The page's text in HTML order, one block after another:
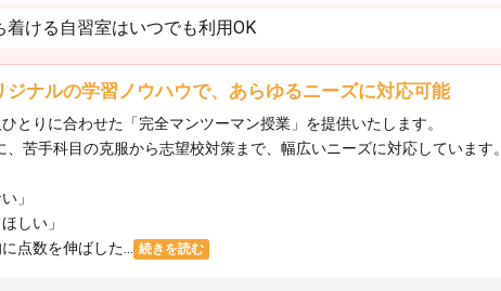
着ける自習室はいつでも利用OK
ジナルの学習ノウハウで、あらゆるニーズに対応可能
とりに合わせた「完全マンツーマン授業」を提供いたします。​
苦手科目の克服から志望校対策まで、幅広いニーズに対応しています。​
」​
しい」​
点数を伸ばした...
続きを読む